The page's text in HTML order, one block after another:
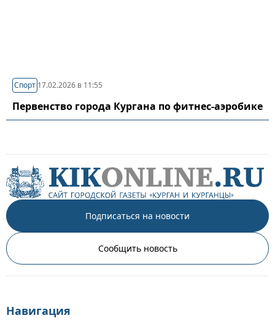
Спорт 17.02.2026 в 11:55
Первенство города Кургана по фитнес-аэробике
Подписаться на новости
Сообщить новость
Навигация